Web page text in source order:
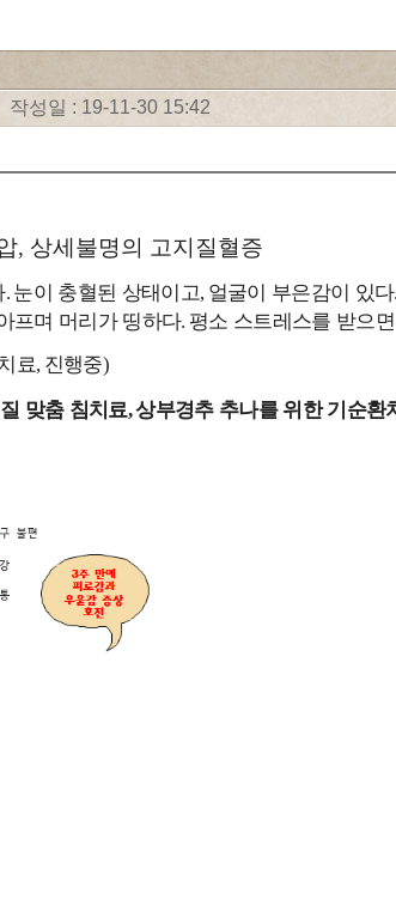
작성일 : 19-11-30 15:42
, 상세불명의 고지질혈증
. 눈이 충혈된 상태이고, 얼굴이 부은감이 있다
프며 머리가 띵하다. 평소 스트레스를 받으
료, 진행중)
맞춤 침치료,상부경추 추나를 위한 기순환